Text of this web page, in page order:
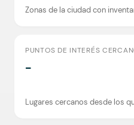
Zonas de la ciudad con
PUNTOS DE INTERÉS
-
Lugares cercanos desde los